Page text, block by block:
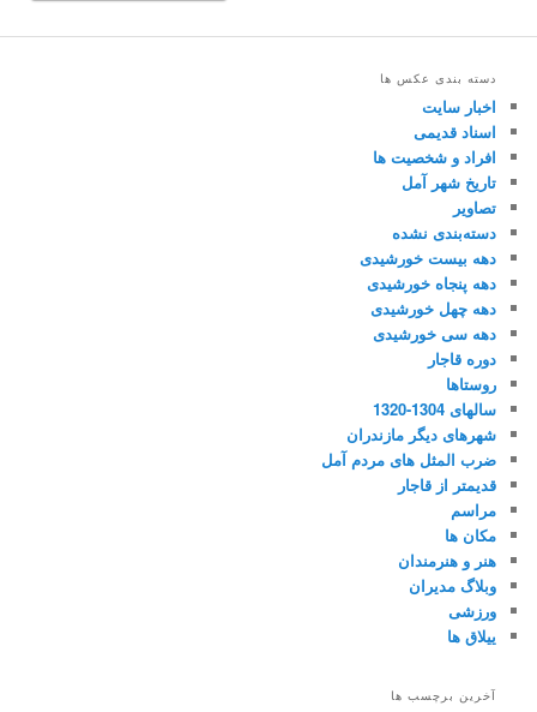
دسته بندی عکس ها
اخبار سایت
اسناد قدیمی
افراد و شخصیت ها
تاریخ شهر آمل
تصاویر
دسته‌بندی نشده
دهه بیست خورشیدی
دهه پنجاه خورشیدی
دهه چهل خورشیدی
دهه سی خورشیدی
دوره قاجار
روستاها
سالهای 1304-1320
شهرهای دیگر مازندران
ضرب المثل های مردم آمل
قدیمتر از قاجار
مراسم
مکان ها
هنر و هنرمندان
وبلاگ مدیران
ورزشی
ییلاق ها
آخرین برچسب ها